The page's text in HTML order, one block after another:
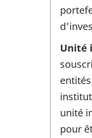
Unité
unité
pour